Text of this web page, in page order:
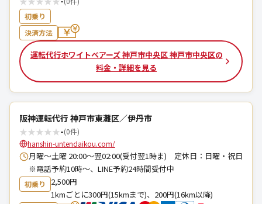
初乗り
決済方法
運転代行ホワイトベアーズ 神戸市中央区 神戸市中央区の
料金・詳細を見る
阪神運転代行 神戸市東灘区／伊丹市
★★★★★-(0件)
hanshin-untendaikou.com/
月曜～土曜 20:00～翌02:00(受付翌1時ま) 定休日：日曜・祝日
※電話予約10時～、LINE予約24時間受付中
初乗り
2,500円
1kmごとに300円(15kmまで)、200円(16km以降)